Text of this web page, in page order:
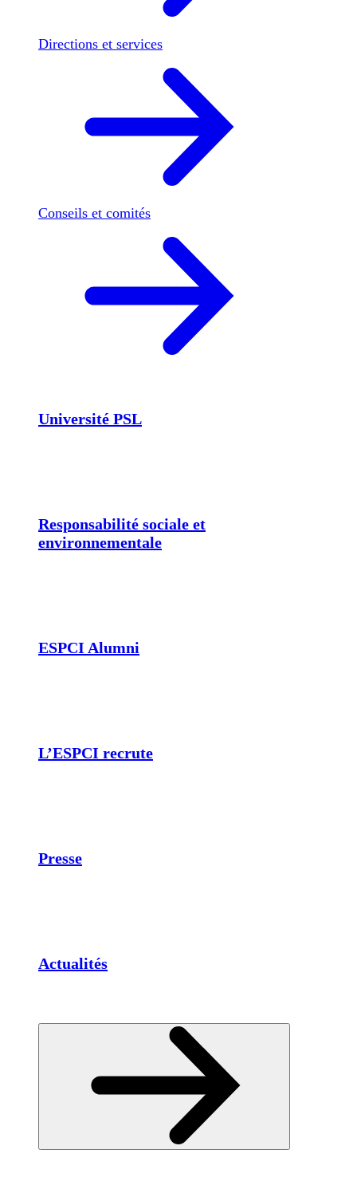
Directions et services
Conseils et comités
Université PSL
Responsabilité sociale et
environnementale
ESPCI Alumni
L’ESPCI recrute
Presse
Actualités